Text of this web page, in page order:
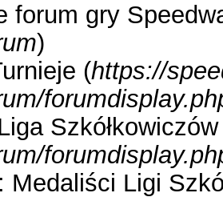
forum gry
)
(https://
Medaliści Ligi